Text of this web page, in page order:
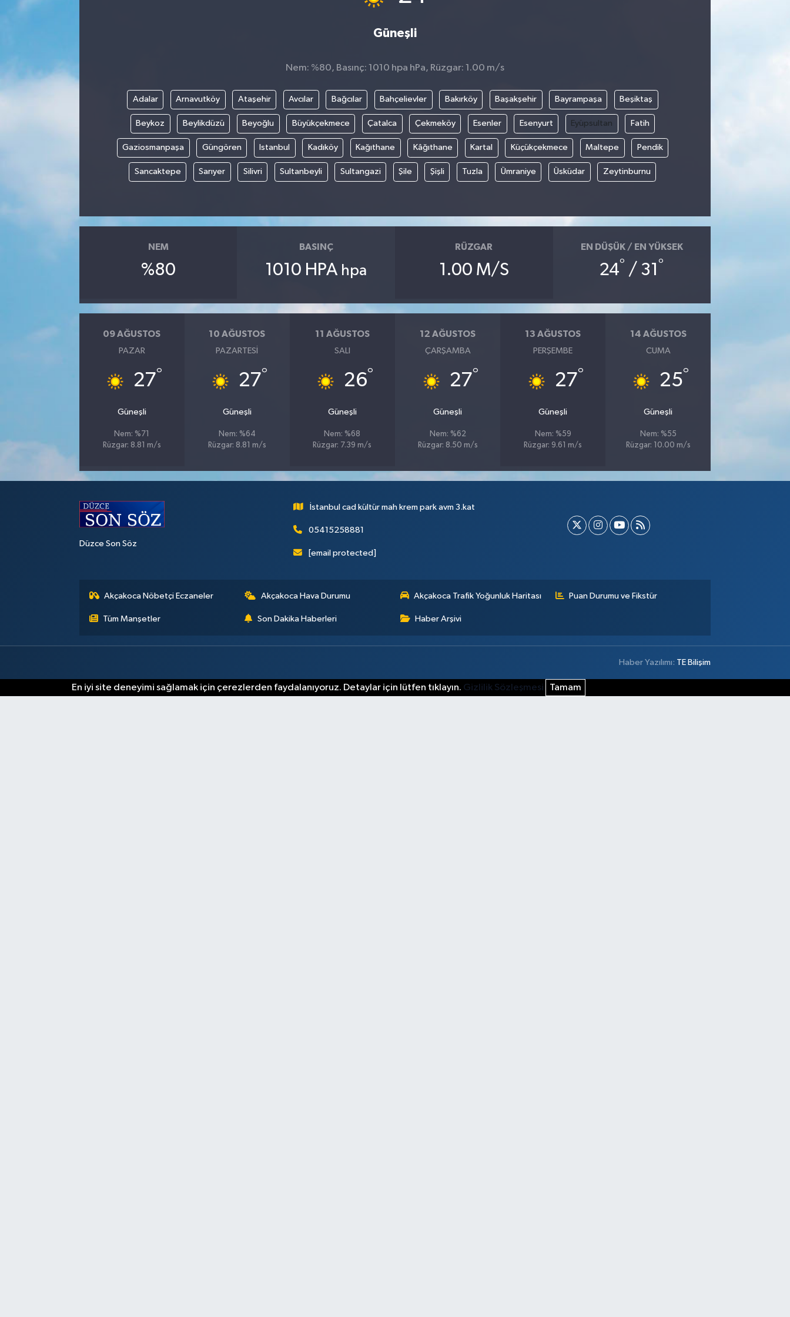
Güneşli
Nem: %80, Basınç: 1010 hpa hPa, Rüzgar: 1.00 m/s
Adalar Arnavutköy Ataşehir Avcılar Bağcılar Bahçelievler Bakırköy Başakşehir Bayrampaşa Beşiktaş
Beykoz Beylikdüzü Beyoğlu Büyükçekmece Çatalca Çekmeköy Esenler Esenyurt Eyüpsultan Fatih
Gaziosmanpaşa Güngören Istanbul Kadıköy Kağıthane Kâğıthane Kartal Küçükçekmece Maltepe Pendik
Sancaktepe Sarıyer Silivri Sultanbeyli Sultangazi Şile Şişli Tuzla Ümraniye Üsküdar Zeytinburnu
NEM
%80
BASINÇ
1010 HPA hpa
RÜZGAR
1.00 M/S
EN DÜŞÜK / EN YÜKSEK
24° / 31 °
09 AĞUSTOS
PAZAR
27°
Güneşli
Nem: %71
Rüzgar: 8.81 m/s
10 AĞUSTOS
PAZARTESI
27°
Güneşli
Nem: %64
Rüzgar: 8.81 m/s
11 AĞUSTOS
SALI
26°
Güneşli
Nem: %68
Rüzgar: 7.39 m/s
12 AĞUSTOS
ÇARŞAMBA
27°
Güneşli
Nem: %62
Rüzgar: 8.50 m/s
13 AĞUSTOS
PERŞEMBE
27°
Güneşli
Nem: %59
Rüzgar: 9.61 m/s
14 AĞUSTOS
CUMA
25°
Güneşli
Nem: %55
Rüzgar: 10.00 m/s
Düzce Son Söz
İstanbul cad kültür mah krem park avm 3.kat
05415258881
[email protected]
Akçakoca Nöbetçi Eczaneler Akçakoca Hava Durumu Akçakoca Trafik Yoğunluk Haritası Puan Durumu ve Fikstür
Tüm Manşetler Son Dakika Haberleri Haber Arşivi
Haber Yazılımı: TE Bilişim
En iyi site deneyimi sağlamak için çerezlerden faydalanıyoruz. Detaylar için lütfen tıklayın. Gizlilik Sözleşmesi Tamam